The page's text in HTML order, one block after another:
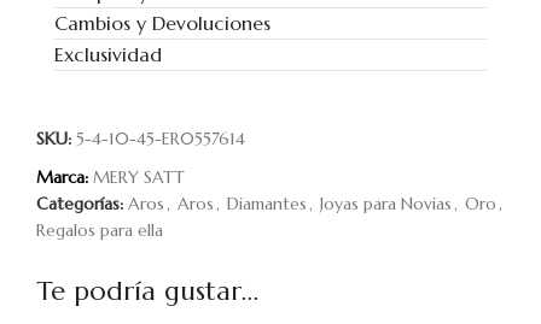
Cambios y Devoluciones
Exclusividad
SKU: 5-4-10-45-ER0557614
Categorías: Aros, Aros, Diamantes, Joyas para Novias, Oro,
Regalos para ella
Marca: MERY SATT
Te podría gustar...